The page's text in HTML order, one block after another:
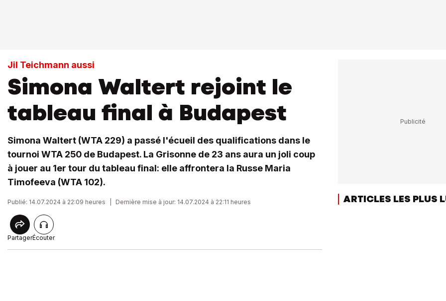
Jil Teichmann aussi
Simona Waltert rejoint le
tableau final à Budapest
Simona Waltert (WTA 229) a passé l'écueil des qualifications dans le
tournoi WTA 250 de Budapest. La Grisonne de 23 ans aura un joli coup
à jouer au 1er tour du tableau final: elle affrontera la Russe Maria
Timofeeva (WTA 102).
Publié: 14.07.2024 à 22:09 heures Dernière mise à jour: 14.07.2024 à 22:11 heures
PartagerÉcouter
ARTICLES LES PLUS